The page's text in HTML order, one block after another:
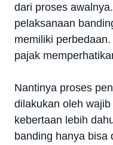
dari proses
pelaksanaan
memiliki
pajak
Nantinya proses
dilakukan oleh
kebertaan lebih
banding hanya bisa